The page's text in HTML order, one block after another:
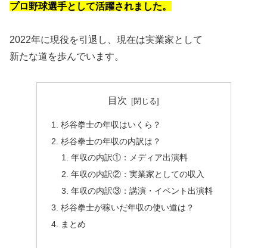
プロ野球選手として活躍されました。
2022年に現役を引退し、現在は実業家として
新たな道を歩んでいます。
目次
杉谷拳士の年収はいくら？
杉谷拳士の年収の内訳は？
年収の内訳①：メディア出演料
年収の内訳②：実業家としての収入
年収の内訳③：講演・イベント出演料
杉谷拳士が稼いだ年収の使い道は？
まとめ